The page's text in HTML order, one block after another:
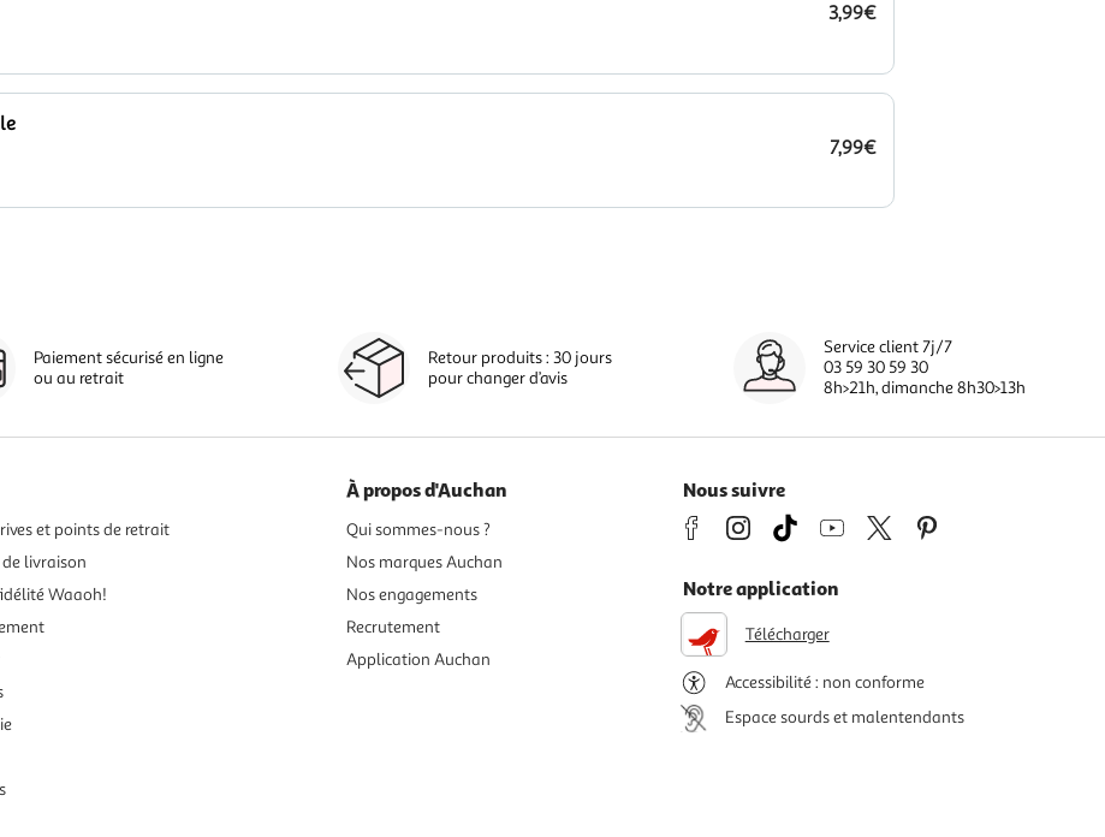
3,99€
7,99€
Paiement sécurisé en ligne
ou au retrait
Retour produits : 30 jours
pour changer d’avis
Service client 7j/7
03 59 30 59 30
8h>21h, dimanche 8h30>13h
et points de retrait
livraison
Waaoh!
À propos d'Auchan
Qui sommes-nous ?
Nos marques Auchan
Nos engagements
Recrutement
Application Auchan
Nous suivre
Notre application
Télécharger
Accessibilité : non conforme
Espace sourds et malentendants